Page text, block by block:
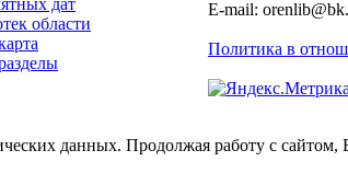
дат
области
E-mail:
Политика в
данных. Продолжая работу с сайтом,